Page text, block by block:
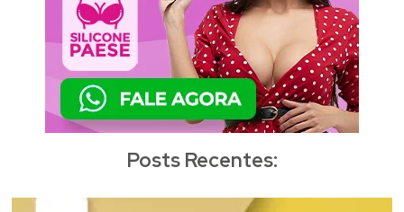
Posts Recentes: